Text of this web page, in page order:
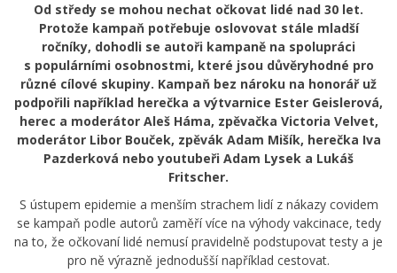
Od středy se mohou nechat očkovat lidé nad 30 let.
Protože kampaň potřebuje oslovovat stále mladší
ročníky, dohodli se autoři kampaně na spolupráci
s populárními osobnostmi, které jsou důvěryhodné pro
různé cílové skupiny. Kampaň bez nároku na honorář už
podpořili například herečka a výtvarnice Ester Geislerová,
herec a moderátor Aleš Háma, zpěvačka Victoria Velvet,
moderátor Libor Bouček, zpěvák Adam Mišík, herečka Iva
Pazderková nebo youtubeři Adam Lysek a Lukáš
Fritscher.
S ústupem epidemie a menším strachem lidí z nákazy covidem
se kampaň podle autorů zaměří více na výhody vakcinace, tedy
na to, že očkovaní lidé nemusí pravidelně podstupovat testy a je
pro ně výrazně jednodušší například cestovat.